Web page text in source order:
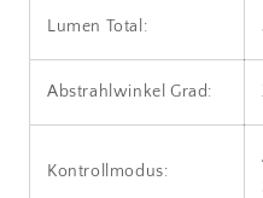
Lumen Total:
Abstrahlwinkel Grad:
Kontrollmodus: